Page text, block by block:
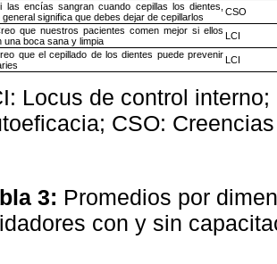
las encías sangran cuando cepillas los dientes,
general significa que debes dejar de cepillarlos
CSO
que nuestros pacientes comen mejor si ellos
una boca sana y limpia
LCI
que el cepillado de los dientes puede prevenir
LCI
Locus de control
CSO:
3: Promedios por
con y sin